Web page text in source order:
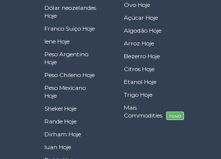
Dólar neozelandes
Hoje
Franco Suiço Hoje
Iene Hoje
Peso Argentino
Hoje
Peso Chileno Hoje
Peso Mexicano
Hoje
Shekel Hoje
Rande Hoje
Dirham Hoje
Iuan Hoje
Ovo Hoje
Açúcar Hoje
Algodão Hoje
Arroz Hoje
Bezerro Hoje
Citros Hoje
Etanol Hoje
Trigo Hoje
Mais
Commodities
novo